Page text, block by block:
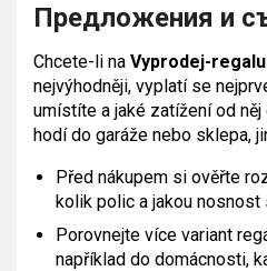
Предложения и
Chcete-li na Vyprodej-
nejvýhodněji, vyplatí se
umístíte a jaké zatížení od
hodí do garáže nebo sklepa,
Před nákupem si ověřte
kolik polic a jakou nosnost
Porovnejte více variant
například do domácnosti,